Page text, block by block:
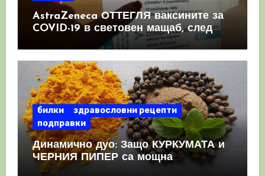
AstraZeneca ОТТЕГЛЯ ваксините за
COVID-19 в световен мащаб, след
като призна, че те причиняват
КРЪВНИ съсиреци
билки
здравословни рецепти
подправки
Динамично дуо: Защо КУРКУМАТА и
ЧЕРНИЯ ПИПЕР са мощна
комбинация